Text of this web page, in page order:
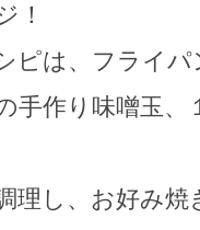
！
ピは、フライ
手作り味噌玉
理し、お好み